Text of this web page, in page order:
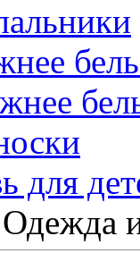
для
Одежда